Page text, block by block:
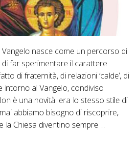
nasce come un percorso di
di far sperimentare il carattere
di fraternità, di relazioni ‘calde’, di
intorno al Vangelo, condiviso
è una novità: era lo stesso stile di
abbiamo bisogno di riscoprire,
la Chiesa diventino sempre …